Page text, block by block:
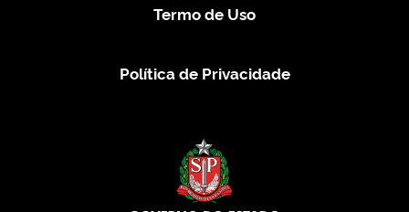
Termo de Uso
Política de Privacidade